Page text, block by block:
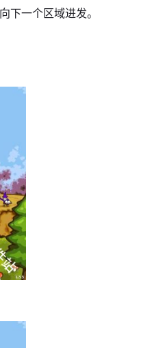
下一个区域进发。